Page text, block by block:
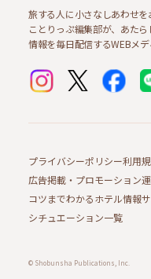
旅する人に小さなしあわせを
ことりっぷ編集部が、あた
情報を毎日配信するWEBメデ
プライバシーポリシー利用
広告掲載・プロモーション
コツまでわかるホテル情報
シチュエーション一覧
© Shobunsha Publications, Inc.